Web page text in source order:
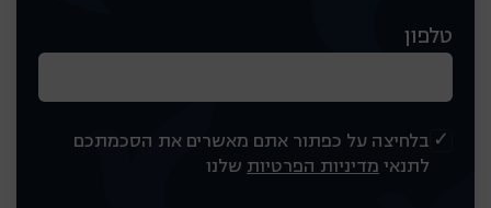
טלפון
בלחיצה על כפתור אתם מאשרים את הסכמתכם
לתנאימדיניות הפרטיות שלנו